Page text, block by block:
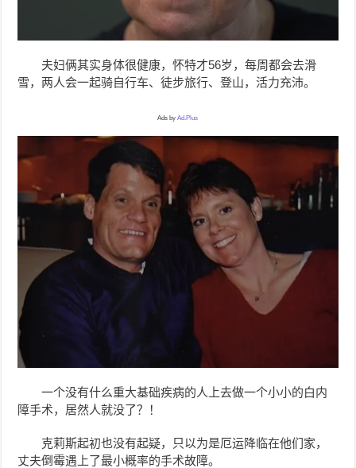
夫妇俩其实身体很健康，怀特才56岁，每周都会去滑
雪，两人会一起骑自行车、徒步旅行、登山，活力充沛。
Ads byAd.Plus
一个没有什么重大基础疾病的人上去做一个小小的白内
障手术，居然人就没了？！
克莉斯起初也没有起疑，只以为是厄运降临在他们家，
丈夫倒霉遇上了最小概率的手术故障。